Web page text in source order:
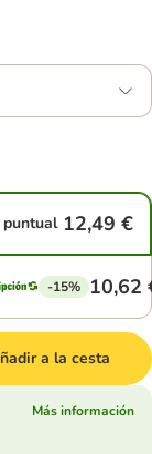
puntual 12,49 €
-15% 10,62
a la cesta
Más información